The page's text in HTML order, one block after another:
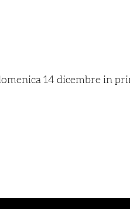
14 dicembre in